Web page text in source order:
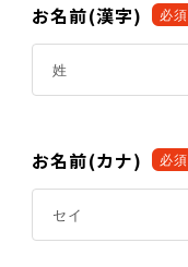
お名前(漢字) 必須
お名前(カナ) 必須